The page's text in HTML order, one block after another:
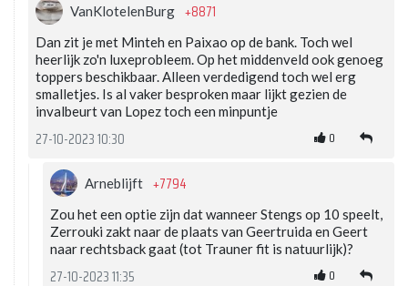
VanKlotelenBurg +8871
Dan zit je met Minteh en Paixao op de bank. Toch wel
heerlijk zo'n luxeprobleem. Op het middenveld ook genoeg
toppers beschikbaar. Alleen verdedigend toch wel erg
smalletjes. Is al vaker besproken maar lijkt gezien de
invalbeurt van Lopez toch een minpuntje
27-10-2023 10:30 0
Arneblijft +7794
Zou het een optie zijn dat wanneer Stengs op 10 speelt,
Zerrouki zakt naar de plaats van Geertruida en Geert
naar rechtsback gaat (tot Trauner fit is natuurlijk)?
27-10-2023 11:35 0